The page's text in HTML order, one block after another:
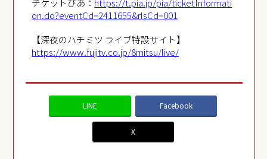
チケットぴあ： https://t.pia.jp/pia/ticketInformati
on.do?eventCd=2411655&rlsCd=001
【深夜のハチミツ ライブ特設サイト】
https://www.fujitv.co.jp/8mitsu/live/
LINE Facebook
X